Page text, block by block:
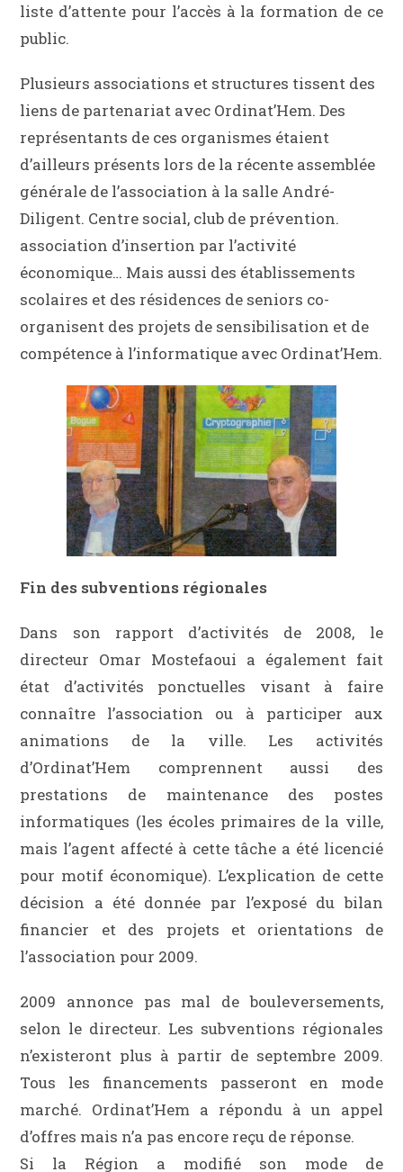
liste d’attente pour l’accès à la formation de ce
public.
Plusieurs associations et structures tissent des
liens de partenariat avec Ordinat’Hem. Des
représentants de ces organismes étaient
d’ailleurs présents lors de la récente assemblée
générale de l’association à la salle André-
Diligent. Centre social, club de prévention.
association d’insertion par l’activité
économique… Mais aussi des établissements
scolaires et des résidences de seniors co-
organisent des projets de sensibilisation et de
compétence à l’informatique avec Ordinat’Hem.
Fin des subventions régionales
Dans son rapport d’activités de 2008, le
directeur Omar Mostefaoui a également fait
état d’activités ponctuelles visant à faire
connaître l’association ou à participer aux
animations de la ville. Les activités
d’Ordinat’Hem comprennent aussi des
prestations de maintenance des postes
informatiques (les écoles primaires de la ville,
mais l’agent affecté à cette tâche a été licencié
pour motif économique). L’explication de cette
décision a été donnée par l’exposé du bilan
financier et des projets et orientations de
l’association pour 2009.
2009 annonce pas mal de bouleversements,
selon le directeur. Les subventions régionales
n’existeront plus à partir de septembre 2009.
Tous les financements passeront en mode
marché. Ordinat’Hem a répondu à un appel
d’offres mais n’a pas encore reçu de réponse.
Si la Région a modifié son mode de